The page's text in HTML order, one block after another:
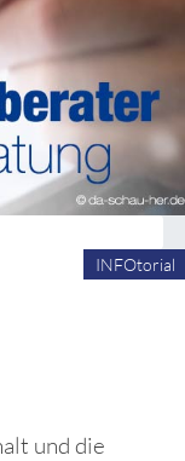
INFOtorial
und die